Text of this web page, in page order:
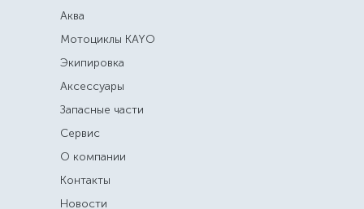
Аква
Мотоциклы KAYO
Экипировка
Аксессуары
Запасные части
Сервис
О компании
Контакты
Новости